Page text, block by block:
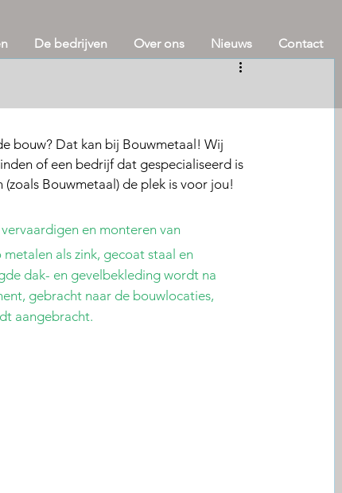
De bedrijven Over ons Nieuws Contact
bouw? Dat kan bij Bouwmetaal! Wij
of een bedrijf dat gespecialiseerd is
Bouwmetaal) de plek is voor jou!
en monteren van
als zink, gecoat staal en
dak- en gevelbekleding wordt na
gebracht naar de bouwlocaties,
aangebracht.